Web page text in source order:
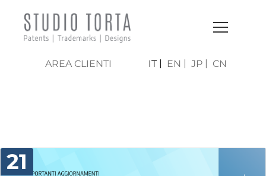
AREA CLIENTI IT EN JP CN
21